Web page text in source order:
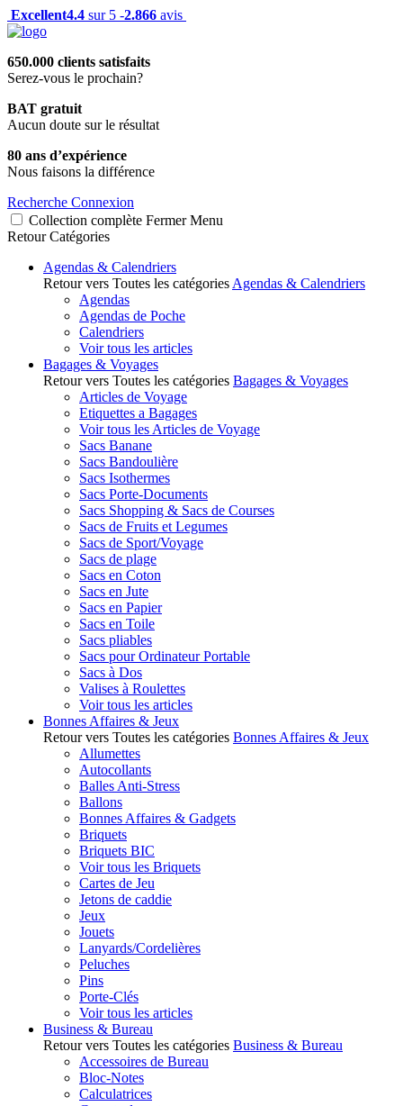
Excellent4.4 sur 5 -2.866 avis
650.000 clients satisfaits
Serez-vous le prochain?
BAT gratuit
Aucun doute sur le résultat
80 ans d’expérience
Nous faisons la différence
Recherche Connexion
Collection complète Fermer Menu
Retour Catégories
Agendas & Calendriers
Retour vers Toutes les catégories Agendas & Calendriers
Agendas
Agendas de Poche
Calendriers
Voir tous les articles
Bagages & Voyages
Retour vers Toutes les catégories Bagages & Voyages
Articles de Voyage
Etiquettes a Bagages
Voir tous les Articles de Voyage
Sacs Banane
Sacs Bandoulière
Sacs Isothermes
Sacs Porte-Documents
Sacs Shopping & Sacs de Courses
Sacs de Fruits et Legumes
Sacs de Sport/Voyage
Sacs de plage
Sacs en Coton
Sacs en Jute
Sacs en Papier
Sacs en Toile
Sacs pliables
Sacs pour Ordinateur Portable
Sacs à Dos
Valises à Roulettes
Voir tous les articles
Bonnes Affaires & Jeux
Retour vers Toutes les catégories Bonnes Affaires & Jeux
Allumettes
Autocollants
Balles Anti-Stress
Ballons
Bonnes Affaires & Gadgets
Briquets
Briquets BIC
Voir tous les Briquets
Cartes de Jeu
Jetons de caddie
Jeux
Jouets
Lanyards/Cordelières
Peluches
Pins
Porte-Clés
Voir tous les articles
Business & Bureau
Retour vers Toutes les catégories Business & Bureau
Accessoires de Bureau
Bloc-Notes
Calculatrices